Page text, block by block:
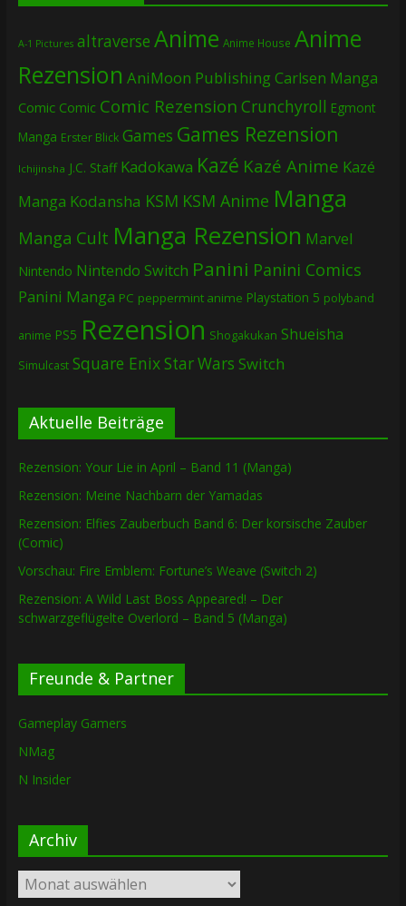
A-1 Pictures altraverse Anime Anime House Anime
Rezension AniMoon PublishingCarlsen Manga
Comic Comic Comic Rezension Crunchyroll Egmont
Manga Erster Blick Games Games Rezension
Ichijinsha J.C. Staff Kadokawa Kazé Kazé Anime Kazé
Manga Kodansha KSM KSM Anime Manga
Manga Cult Manga Rezension Marvel
Nintendo Nintendo Switch Panini Panini Comics
Panini Manga PC peppermint anime Playstation 5 polyband
anime PS5 Rezension Shogakukan Shueisha
Simulcast Square EnixStar Wars Switch
Aktuelle Beiträge
Rezension: Your Lie in April – Band 11 (Manga)
Rezension: Meine Nachbarn der Yamadas
Rezension: Elfies Zauberbuch Band 6: Der korsische Zauber
(Comic)
Vorschau: Fire Emblem: Fortune’s Weave (Switch 2)
Rezension: A Wild Last Boss Appeared! – Der
schwarzgeflügelte Overlord – Band 5 (Manga)
Freunde & Partner
Gameplay Gamers
NMag
N Insider
Archiv
Archiv